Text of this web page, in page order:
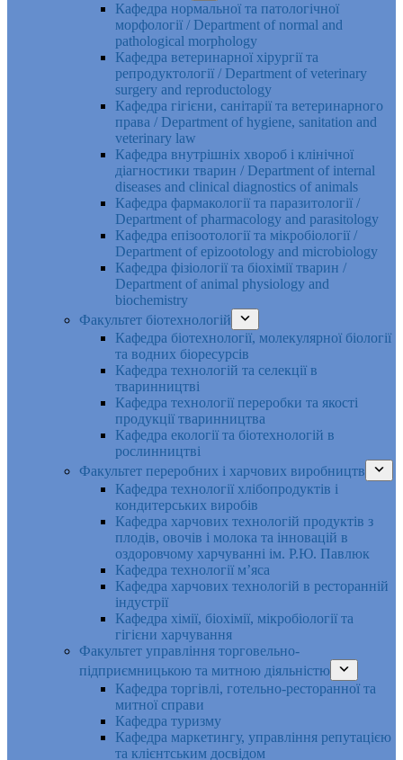
Кафедра нормальної та патологічної
морфології / Department of normal and
pathological morphology
Кафедра ветеринарної хірургії та
репродуктології / Department of veterinary
surgery and reproductology
Кафедра гігієни, санітарії та ветеринарного
права / Department of hygiene, sanitation and
veterinary law
Кафедра внутрішніх хвороб і клінічної
діагностики тварин / Department of internal
diseases and clinical diagnostics of animals
Кафедра фармакології та паразитології /
Department of pharmacology and parasitology
Кафедра епізоотології та мікробіології /
Department of epizootology and microbiology
Кафедра фізіології та біохімії тварин /
Department of animal physiology and
biochemistry
Факультет біотехнологій
Кафедра біотехнології, молекулярної біології
та водних біоресурсів
Кафедра технологій та селекції в
тваринництві
Кафедра технології переробки та якості
продукції тваринництва
Кафедра екології та біотехнологій в
рослинництві
Факультет переробних і харчових виробництв
Кафедра технології хлібопродуктів і
кондитерських виробів
Кафедра харчових технологій продуктів з
плодів, овочів і молока та інновацій в
оздоровчому харчуванні ім. Р.Ю. Павлюк
Кафедра технології м’яса
Кафедра харчових технологій в ресторанній
індустрії
Кафедра хімії, біохімії, мікробіології та
гігієни харчування
Факультет управління торговельно-
підприємницькою та митною діяльністю
Кафедра торгівлі, готельно-ресторанної та
митної справи
Кафедра туризму
Кафедра маркетингу, управління репутацією
та клієнтським досвідом